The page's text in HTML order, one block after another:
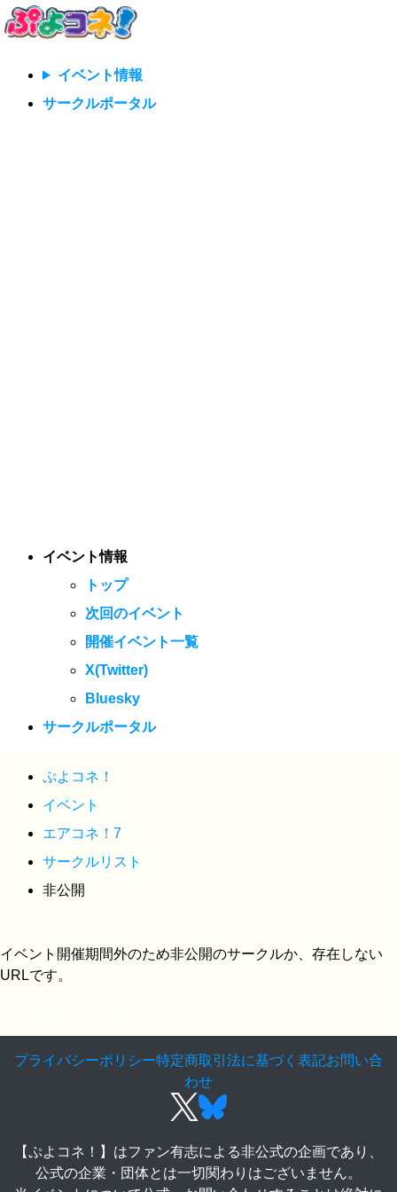
イベント情報
サークルポータル
イベント情報
トップ
次回のイベント
開催イベント一覧
X(Twitter)
Bluesky
サークルポータル
ぷよコネ！
イベント
エアコネ！7
サークルリスト
非公開
イベント開催期間外のため非公開のサークルか、存在しない
URLです。
プライバシーポリシー特定商取引法に基づく表記お問い合
わせ
【ぷよコネ！】はファン有志による非公式の企画であり、
公式の企業・団体とは一切関わりはございません。